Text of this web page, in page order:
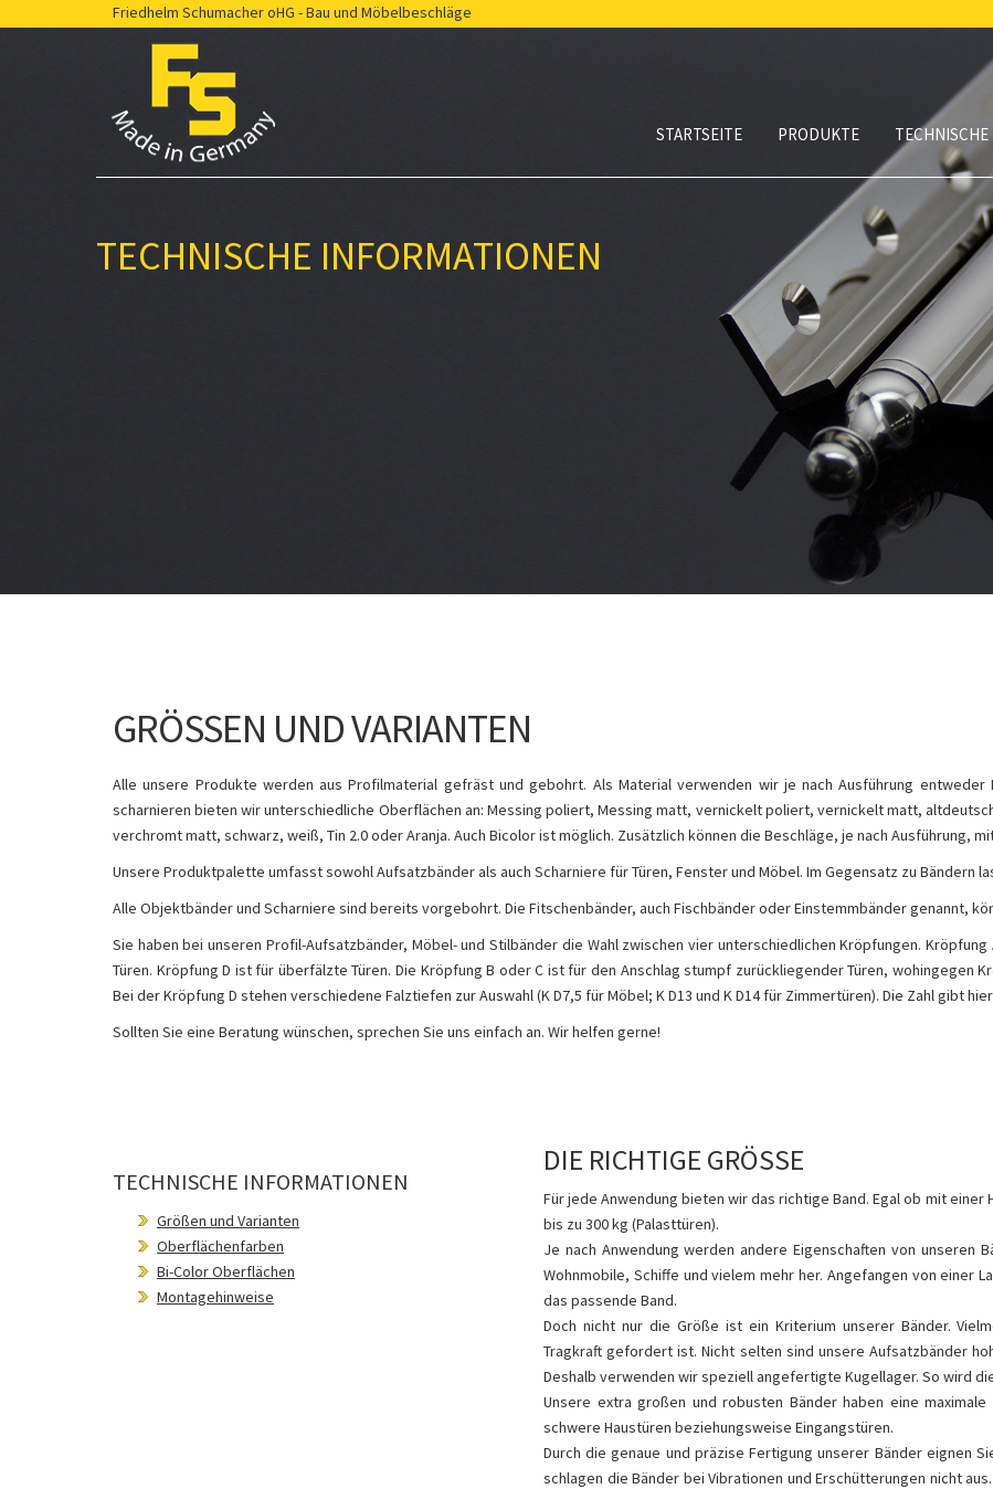
Friedhelm Schumacher oHG - Bau und Möbelbeschläge
STARTSEITE PRODUKTE
TECHNISCHE INFORMATIONEN
GRÖSSEN UND VARIANTEN
Alle unsere Produkte werden aus Profilmaterial gefräst und gebohrt. Als Material verwenden wir je nach Ausführung
scharnieren bieten wir unterschiedliche Oberflächen an: Messing poliert, Messing matt, vernickelt poliert, vernickelt matt,
verchromt matt, schwarz, weiß, Tin 2.0 oder Aranja. Auch Bicolor ist möglich. Zusätzlich können die Beschläge, je nach Ausführung,
Unsere Produktpalette umfasst sowohl Aufsatzbänder als auch Scharniere für Türen, Fenster und Möbel. Im Gegensatz zu Bändern
Alle Objektbänder und Scharniere sind bereits vorgebohrt. Die Fitschenbänder, auch Fischbänder oder Einstemmbänder genannt,
Sie haben bei unseren Profil-Aufsatzbänder, Möbel- und Stilbänder die Wahl zwischen vier unterschiedlichen Kröpfungen.
Türen. Kröpfung D ist für überfälzte Türen. Die Kröpfung B oder C ist für den Anschlag stumpf zurückliegender Türen, wohingegen
Bei der Kröpfung D stehen verschiedene Falztiefen zur Auswahl (K D7,5 für Möbel; K D13 und K D14 für Zimmertüren). Die Zahl gibt
Sollten Sie eine Beratung wünschen, sprechen Sie uns einfach an. Wir helfen gerne!
TECHNISCHE INFORMATIONEN
Größen und Varianten
Oberflächenfarben
Bi-Color Oberflächen
Montagehinweise
DIE RICHTIGE GRÖSSE
Für jede Anwendung bieten wir das richtige Band. Egal ob mit
bis zu 300 kg (Palasttüren).
Je nach Anwendung werden andere Eigenschaften von unseren
Wohnmobile, Schiffe und vielem mehr her. Angefangen von einer
das passende Band.
Doch nicht nur die Größe ist ein Kriterium unserer Bänder.
Tragkraft gefordert ist. Nicht selten sind unsere Aufsatzbänder
Deshalb verwenden wir speziell angefertigte Kugellager. So wird
Unsere extra großen und robusten Bänder haben eine
schwere Haustüren beziehungsweise Eingangstüren.
Durch die genaue und präzise Fertigung unserer Bänder eignen
schlagen die Bänder bei Vibrationen und Erschütterungen nicht